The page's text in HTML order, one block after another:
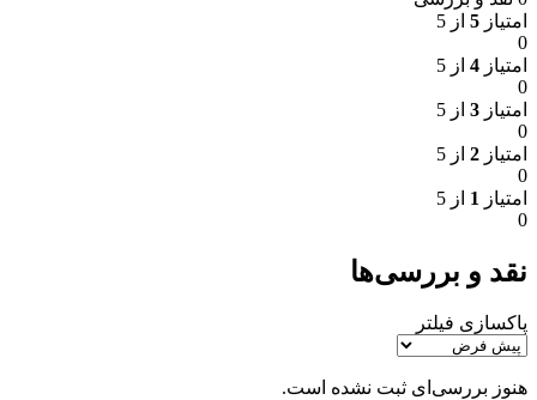
امتیاز 5 از 5
0
امتیاز 4 از 5
0
امتیاز 3 از 5
0
امتیاز 2 از 5
0
امتیاز 1 از 5
0
نقد و بررسی‌ها
پاکسازی فیلتر
هنوز بررسی‌ای ثبت نشده است.